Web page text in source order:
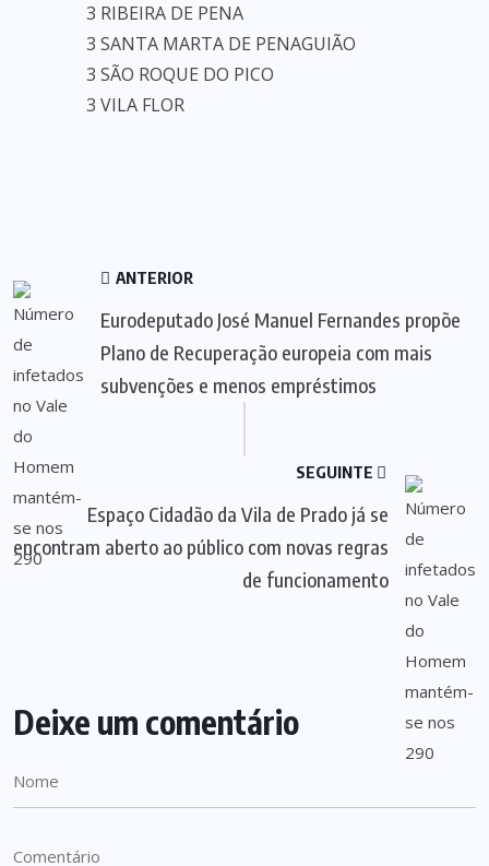
3 RIBEIRA DE PENA
3 SANTA MARTA DE PENAGUIÃO
3 SÃO ROQUE DO PICO
3 VILA FLOR
ANTERIOR
Eurodeputado José Manuel Fernandes propõe
Plano de Recuperação europeia com mais
subvenções e menos empréstimos
SEGUINTE
Espaço Cidadão da Vila de Prado já se
encontram aberto ao público com novas regras
de funcionamento
Deixe um comentário